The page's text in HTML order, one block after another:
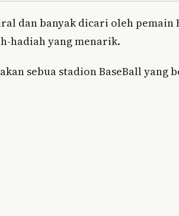
dan banyak dicari oleh
hadiah yang menarik.
sebua stadion BaseBall yang